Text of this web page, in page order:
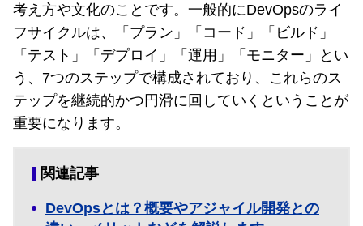
考え方や文化のことです。一般的にDevOpsのライ
フサイクルは、「プラン」「コード」「ビルド」
「テスト」「デプロイ」「運用」「モニター」とい
う、7つのステップで構成されており、これらのス
テップを継続的かつ円滑に回していくということが
重要になります。
関連記事
DevOpsとは？概要やアジャイル開発との